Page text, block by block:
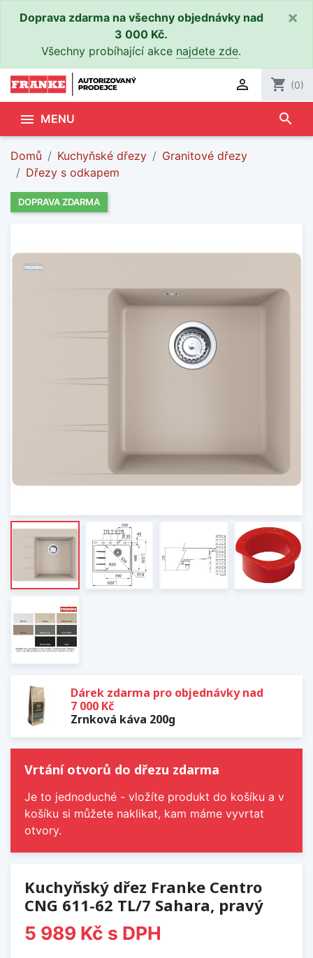
Doprava zdarma na všechny objednávky nad
3 000 Kč.
Všechny probíhající akce najdete zde.
×
 shopping_cart (0)
 MENU search
Domů Kuchyňské dřezy
Granitové dřezy
Dřezy s odkapem
DOPRAVA ZDARMA
Dárek zdarma pro objednávky nad
7 000 Kč
Zrnková káva 200g
Vrtání otvorů do dřezu zdarma
Je to jednoduché - vložíte produkt do košíku a v
košíku si můžete naklikat, kam máme vyvrtat
otvory.
Kuchyňský dřez Franke Centro
CNG 611-62 TL/7 Sahara, pravý
5 989 Kč s DPH